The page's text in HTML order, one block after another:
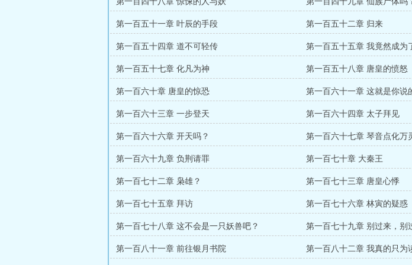
第一百五十一章 叶辰的手段 第一百五十二章 归来
第一百五十四章 道不可轻传 第一百五十五章 我竟然成为
第一百五十七章 化凡为神 第一百五十八章 唐皇的愤怒
第一百六十章 唐皇的惊恐 第一百六十一章 这就是你说
第一百六十三章 一步登天 第一百六十四章 太子拜见
第一百六十六章 开天吗？ 第一百六十七章 琴音点化万
第一百六十九章 负荆请罪 第一百七十章 大秦王
第一百七十二章 枭雄？ 第一百七十三章 唐皇心悸
第一百七十五章 拜访 第一百七十六章 林寅的疑惑
第一百七十八章 这不会是一只妖兽吧？ 第一百七十九章 别过来，别
第一百八十一章 前往银月书院 第一百八十二章 我真的只为